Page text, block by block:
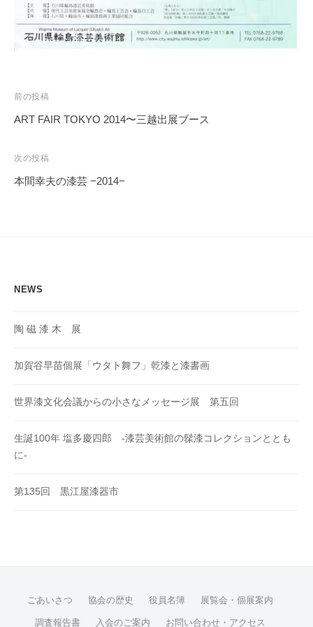
投
稿
ビ
ゲ
前の投稿
ART FAIR TOKYO 2014〜三越出展ブース
次の投稿
本間幸夫の漆芸 −2014−
NEWS
陶 磁 漆 木 展
加賀谷早苗個展「ウタト舞フ」乾漆と漆書画
世界漆文化会議からの小さなメッセージ展 第五回
生誕100年 塩多慶四郎 -漆芸美術館の髹漆コレクションととも
に-
第135回 黒江屋漆器市
ごあいさつ 協会の歴史 役員名簿 展覧会・個展案内
調査報告書 入会のご案内 お問い合わせ・アクセス